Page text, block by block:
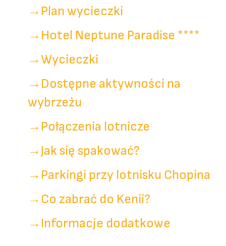
→ Plan wycieczki
→ Hotel Neptune Paradise ****
→Wycieczki
→ Dostępne aktywności na
wybrzeżu
→ Połączenia lotnicze
→Jak się spakować?
→ Parkingi przy lotnisku Chopina
→ Co zabrać do Kenii?
→ Informacje dodatkowe